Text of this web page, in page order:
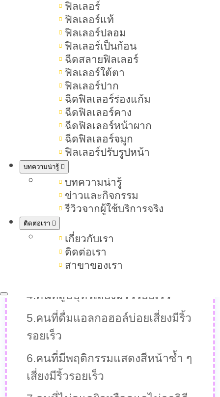
ฟิลเลอร์
ฟิลเลอร์แท้
ฟิลเลอร์ปลอม
ฟิลเลอร์เป็นก้อน
ฉีดสลายฟิลเลอร์
ฟิลเลอร์ใต้ตา
ฟิลเลอร์ปาก
ฉีดฟิลเลอร์ร่องแก้ม
ฉีดฟิลเลอร์คาง
ฉีดฟิลเลอร์หน้าผาก
ฉีดฟิลเลอร์จมูก
ฟิลเลอร์ปรับรูปหน้า
บทความน่ารู้
บทความน่ารู้
ข่าวและกิจกรรม
รีวิวจากผู้ใช้บริการจริง
ติดต่อเรา
เกี่ยวกับเรา
ติดต่อเรา
สาขาของเรา
5.ริ้วรอยร่องแก้ม
6.ริ้วรอยมุมปาก
7.ริ้วรอยรอบปาก
8.ริ้วรอยลำคอ
9.ริ้วรอยใต้คางและกรอบหน้า
10.ริ้วรอยหลังมือ
ใครบ้างที่เสี่ยงมีริ้วรอยเร็ว
1.คนที่โดนแสงแดดเป็นประจำเสี่ยงมี
ริ้วรอยเร็ว
2.คนผิวแห้งหรือผิวขาดน้ำเสี่ยงมีริ้ว
รอยเร็ว
3.คนที่พักผ่อนไม่เพียงพอหรือนอนดึก
เสี่ยงมีริ้วรอยเร็ว
4.คนที่สูบบุหรี่เสี่ยงมีริ้วรอยเร็ว
5.คนที่ดื่มแอลกอฮอล์บ่อยเสี่ยงมีริ้ว
รอยเร็ว
6.คนที่มีพฤติกรรมแสดงสีหน้าซ้ำ ๆ
เสี่ยงมีริ้วรอยเร็ว